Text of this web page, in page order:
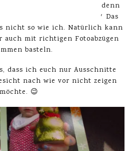
schon ein bisschen stolz, denn
ich mal gescheitert. *lach* Das
nicht so wie ich. Natürlich kann
auch mit richtigen Fotoabzügen
basteln.
dass ich euch nur Ausschnitte
nach wie vor nicht zeigen
möchte. 😉